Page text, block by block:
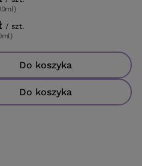
/ szt.
Do koszyka
Do koszyka